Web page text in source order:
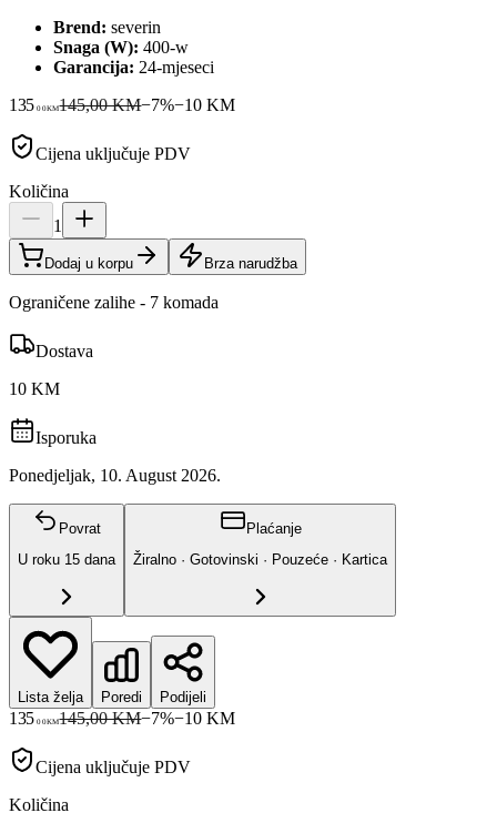
Brend: severin
Snaga (W): 400-w
Garancija: 24-mjeseci
135 00KM145,00 KM−7%−10 KM
Cijena uključuje PDV
Količina
1
Dodaj u korpu Brza narudžba
Ograničene zalihe - 7 komada
Dostava
10 KM
Isporuka
Ponedjeljak, 10. August 2026.
Povrat
U roku 15 dana
Plaćanje
Žiralno · Gotovinski · Pouzeće · Kartica
Lista želja Poredi Podijeli
135 00KM145,00 KM−7%−10 KM
Cijena uključuje PDV
Količina